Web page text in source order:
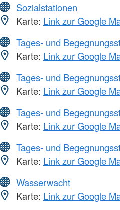
Sozialstationen
Karte: Link zur Google
Tages- und
Karte: Link zur Google
Tages- und
Karte: Link zur Google
Tages- und
Karte: Link zur Google
Tages- und
Karte: Link zur Google
Wasserwacht
Karte: Link zur Google